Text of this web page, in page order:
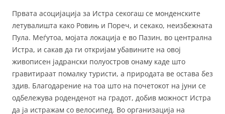
Првата асоцијација за Истра секогаш се монденските
летувалишта како Ровињ и Пореч, и секако, неизбежната
Пула. Меѓутоа, мојата локација е во Пазин, во централна
Истра, и сакав да ги откријам убавините на овој
живописен јадрански полуостров онаму каде што
гравитираат помалку туристи, а природата ве остава без
здив. Благодарение на тоа што на почетокот на јуни се
одбележува роденденот на градот, добив можност Истра
да ја истражам со велосипед. Во организација на